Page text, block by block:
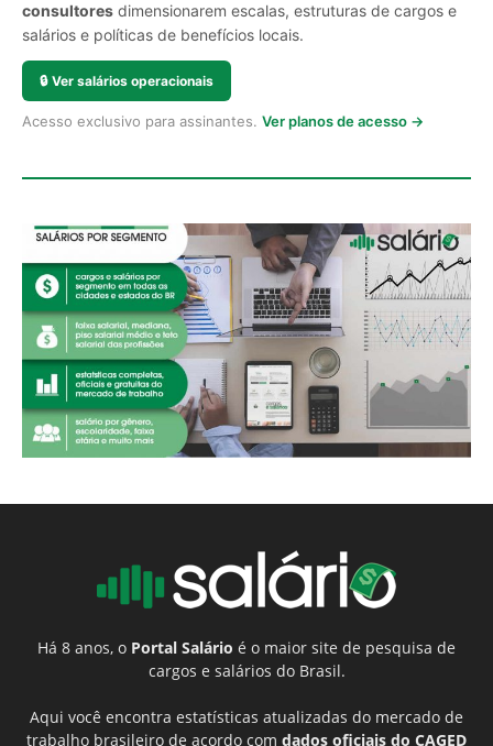
consultores dimensionarem escalas, estruturas de cargos e
salários e políticas de benefícios locais.
🔒 Ver salários operacionais
Acesso exclusivo para assinantes. Ver planos de acesso →
Há 8 anos, o Portal Salário é o maior site de pesquisa de
cargos e salários do Brasil.
Aqui você encontra estatísticas atualizadas do mercado de
trabalho brasileiro de acordo com dados oficiais do CAGED